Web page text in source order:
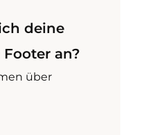
deine
an?
über